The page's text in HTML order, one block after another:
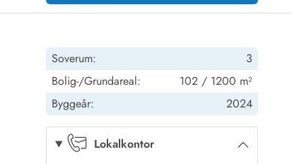
Soverum:
3
Bolig-/Grundareal:
102 / 1200 m²
Byggeår:
2024
Lokalkontor